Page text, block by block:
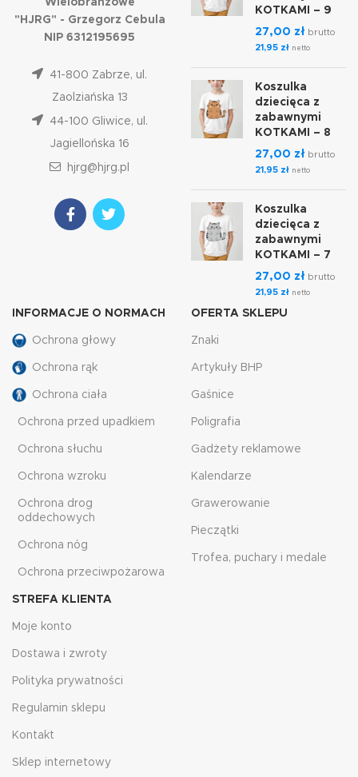
"HJRG" - Grzegorz Cebula
NIP 6312195695
41-800 Zabrze, ul.
Zaolziańska 13
44-100 Gliwice, ul.
Jagiellońska 16
hjrg@hjrg.pl
KOTKAMI – 9
27,00 zł brutto
21,95 zł netto
Koszulka
dziecięca z
zabawnymi
KOTKAMI – 8
27,00 zł brutto
21,95 zł netto
Koszulka
dziecięca z
zabawnymi
KOTKAMI – 7
27,00 zł brutto
21,95 zł netto
INFORMACJE O NORMACH
Ochrona głowy
Ochrona rąk
Ochrona ciała
Ochrona przed upadkiem
Ochrona słuchu
Ochrona wzroku
Ochrona drog
oddechowych
Ochrona nóg
Ochrona przeciwpożarowa
OFERTA SKLEPU
Znaki
Artykuły BHP
Gaśnice
Poligrafia
Gadżety reklamowe
Kalendarze
Grawerowanie
Pieczątki
Trofea, puchary i medale
STREFA KLIENTA
Moje konto
Dostawa i zwroty
Polityka prywatności
Regulamin sklepu
Kontakt
Sklep internetowy